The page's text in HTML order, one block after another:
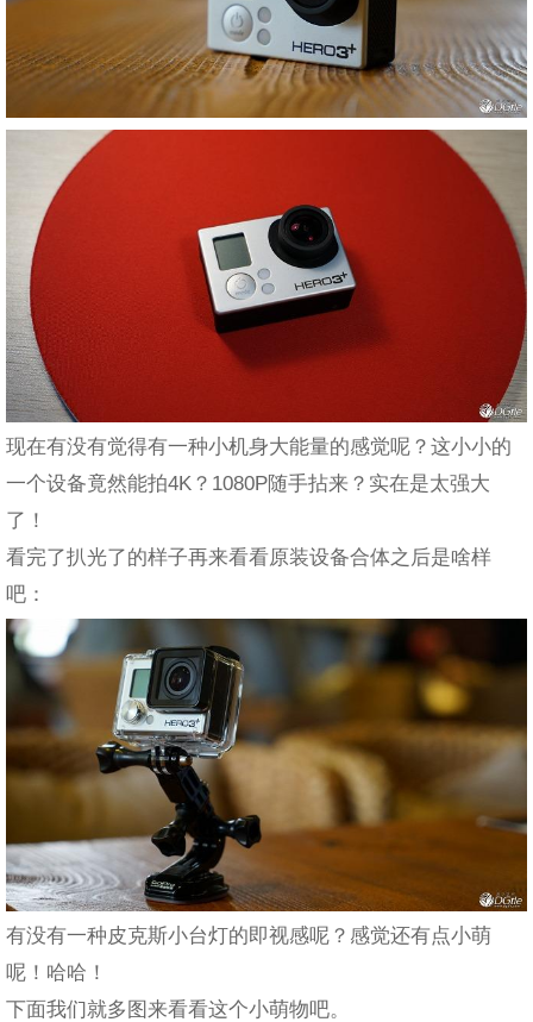
现在有没有觉得有一种小机身大能量的感觉呢？这小小的
一个设备竟然能拍4K？1080P随手拈来？实在是太强大
了！
看完了扒光了的样子再来看看原装设备合体之后是啥样
吧：
有没有一种皮克斯小台灯的即视感呢？感觉还有点小萌
呢！哈哈！
下面我们就多图来看看这个小萌物吧。